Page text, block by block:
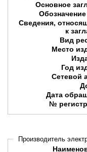
Основное
Сведения,
к
Вид
Место
Год
Сетевой
Дата
№
Производитель